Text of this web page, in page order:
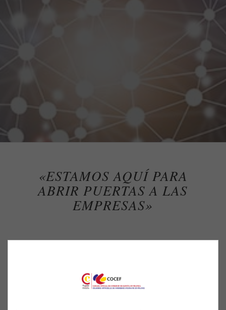
«ESTAMOS AQUÍ PARA
ABRIR PUERTAS A LAS
EMPRESAS»